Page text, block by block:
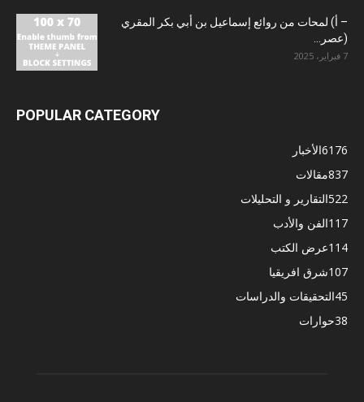
– أ) لمحات من روائع إسماعيل بن أبي بكر المقري
(عصر...
7 فبراير، 2025
POPULAR CATEGORY
الأخبار6176
مقالات837
التقارير و التحليلات522
الفن والأدب117
عرض الكتب114
شرق افريقيا107
التحقيقات والدراسات45
حوارات38